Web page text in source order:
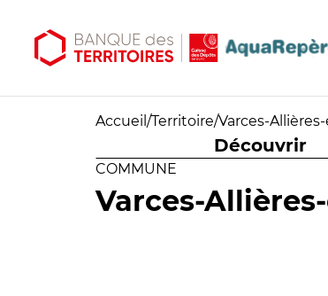
Accueil /Territoire/Varces-
Découvrir
COMMUNE
Varces-